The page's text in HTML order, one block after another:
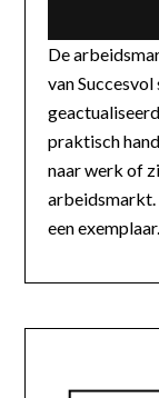
De
van
praktisch
naar werk of
arbeidsmarkt.
een exemplaar.